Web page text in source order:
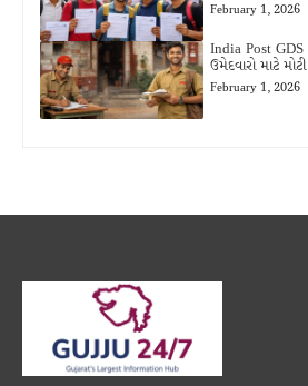
February 1, 2026
India Post
ઉમેદવારો માટે
February 1, 2026